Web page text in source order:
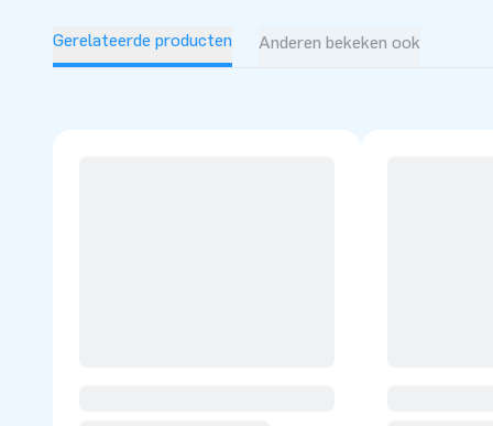
Gerelateerde producten Anderen bekeken ook